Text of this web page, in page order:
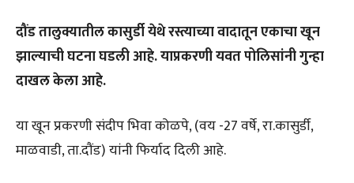
दौंड तालुक्यातील कासुर्डी येथे रस्त्याच्या वादातून एकाचा खून
झाल्याची घटना घडली आहे. याप्रकरणी यवत पोलिसांनी गुन्हा
दाखल केला आहे.
या खून प्रकरणी संदीप भिवा कोळपे, (वय -27 वर्षे, रा.कासुर्डी,
माळवाडी, ता.दौंड) यांनी फिर्याद दिली आहे.